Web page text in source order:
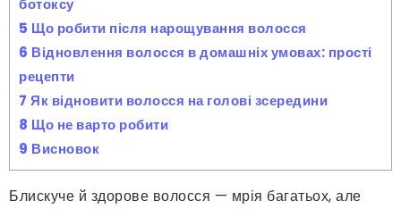
ботоксу
5 Що робити після нарощування волосся
6 Відновлення волосся в домашніх умовах: прості
рецепти
7 Як відновити волосся на голові зсередини
8 Що не варто робити
9 Висновок
Блискуче й здорове волосся — мрія багатьох, але